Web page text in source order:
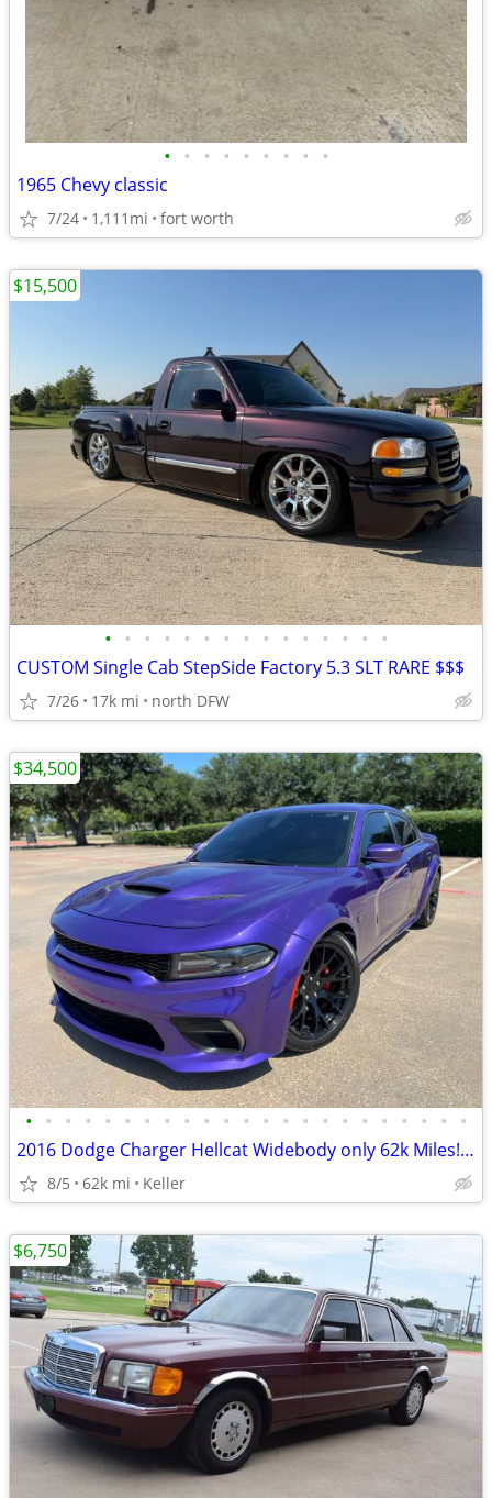
• • • • • • • • •
1965 Chevy classic
7/24 1,111mi fort worth
• • • • • • • • • • • • • • •
CUSTOM Single Cab StepSide Factory 5.3 SLT RARE $$$
7/26 17k mi north DFW
$15,500
• • • • • • • • • • • • • • • • • • • • • • •
2016 Dodge Charger Hellcat Widebody only 62k Miles! CHEAP!
8/5 62k mi Keller
$34,500
$6,750